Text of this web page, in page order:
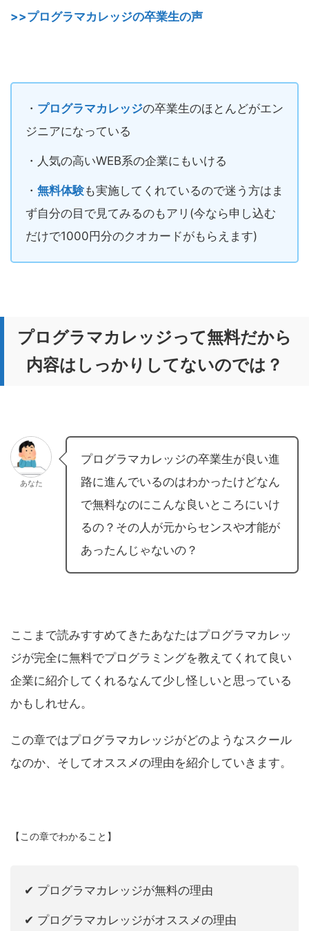
>>プログラマカレッジの卒業生の声
・ プログラマカレッジの卒業生のほとんどがエン
ジニアになっている
・人気の高いWEB系の企業にもいける
・ 無料体験も実施してくれているので迷う方はま
ず自分の目で見てみるのもアリ(今なら申し込む
だけで1000円分のクオカードがもらえます)
プログラマカレッジって無料だから
内容はしっかりしてないのでは？
あなた
プログラマカレッジの卒業生が良い進
路に進んでいるのはわかったけどなん
で無料なのにこんな良いところにいけ
るの？その人が元からセンスや才能が
あったんじゃないの？
ここまで読みすすめてきたあなたはプログラマカレッ
ジが完全に無料でプログラミングを教えてくれて良い
企業に紹介してくれるなんて少し怪しいと思っている
かもしれせん。
この章ではプログラマカレッジがどのようなスクール
なのか、そしてオススメの理由を紹介していきます。
【この章でわかること】
✔︎ プログラマカレッジが無料の理由
✔︎ プログラマカレッジがオススメの理由